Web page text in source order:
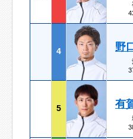
4 野
5 有